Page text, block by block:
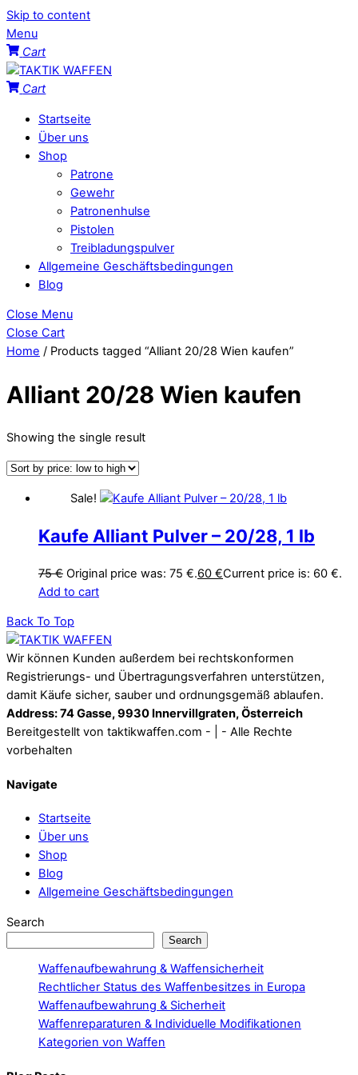
Skip to content
Menu
Cart
Cart
Startseite
Über uns
Shop
Patrone
Gewehr
Patronenhulse
Pistolen
Treibladungspulver
Allgemeine Geschäftsbedingungen
Blog
Close Menu
Close Cart
Home / Products tagged “Alliant 20/28 Wien kaufen”
Alliant 20/28 Wien kaufen
Showing the single result
Sale!
Kaufe Alliant Pulver – 20/28, 1 lb
75€ Original price was: 75 €.60 €Current price is: 60 €.
Add to cart
Back To Top
Wir können Kunden außerdem bei rechtskonformen
Registrierungs- und Übertragungsverfahren unterstützen,
damit Käufe sicher, sauber und ordnungsgemäß ablaufen.
Address: 74 Gasse, 9930 Innervillgraten, Österreich
Bereitgestellt von taktikwaffen.com - | - Alle Rechte
vorbehalten
Navigate
Startseite
Über uns
Shop
Blog
Allgemeine Geschäftsbedingungen
Search
Search
Waffenaufbewahrung & Waffensicherheit
Rechtlicher Status des Waffenbesitzes in Europa
Waffenaufbewahrung & Sicherheit
Waffenreparaturen & Individuelle Modifikationen
Kategorien von Waffen